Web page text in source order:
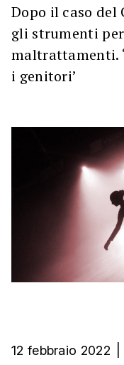
Dopo il caso
gli strumenti
maltrattamenti.
i genitori’
12 febbraio 2022